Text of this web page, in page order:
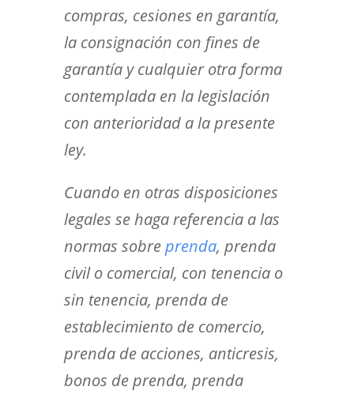
compras, cesiones en garantía,
la consignación con fines de
garantía y cualquier otra forma
contemplada en la legislación
con anterioridad a la presente
ley.
Cuando en otras disposiciones
legales se haga referencia a las
normas sobreprenda, prenda
civil o comercial, con tenencia o
sin tenencia, prenda de
establecimiento de comercio,
prenda de acciones, anticresis,
bonos de prenda, prenda